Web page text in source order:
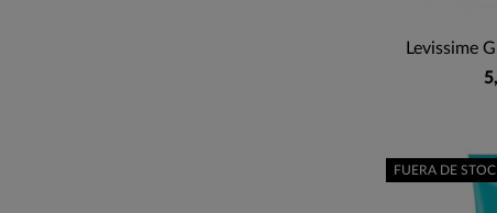
Levissime
FUERA DE